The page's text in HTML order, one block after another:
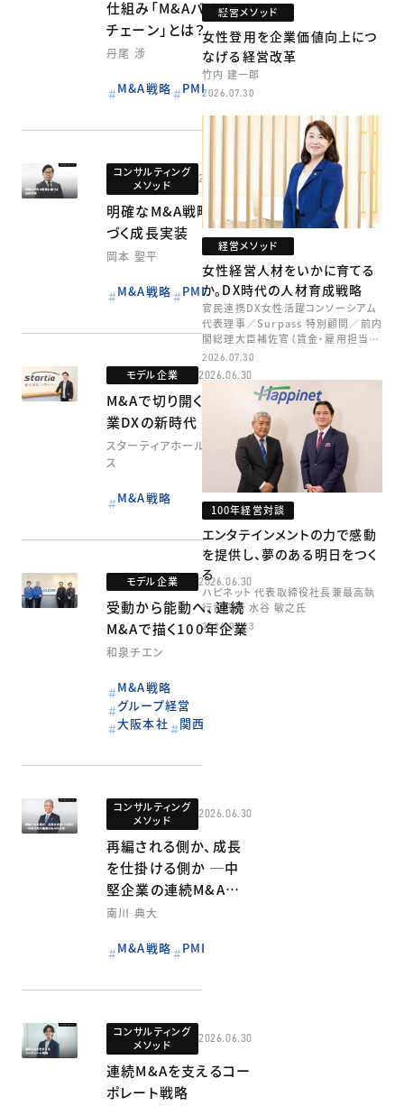
仕組み「M&Aバリュー
チェーン」とは？
丹尾 渉
M&A戦略 PMI
コンサルティング
メソッド
2026.06.30
明確なM&A戦略に基
づく成長実装
岡本 聖平
M&A戦略 PMI
モデル企業 2026.06.30
M&Aで切り開く中小企
業DXの新時代
スターティアホールディング
ス
M&A戦略
モデル企業 2026.06.30
受動から能動へ、連続
M&Aで描く100年企業
和泉チエン
M&A戦略
グループ経営
大阪本社
関西
コンサルティング
メソッド
2026.06.30
再編される側か、成長
を仕掛ける側か ─中
堅企業の連続M&Aの
技術─
南川 典大
M&A戦略 PMI
コンサルティング
メソッド
2026.06.30
連続M&Aを支えるコー
ポレート戦略
経営メソッド
女性登用を企業価値向上につ
なげる経営改革
竹内 建一郎
2026.07.30
経営メソッド
女性経営人材をいかに育てる
か。DX時代の人材育成戦略
官民連携DX女性活躍コンソーシアム
代表理事／Surpass 特別顧問／前内
閣総理大臣補佐官（賃金・雇用担当）
矢田 稚子
2026.07.30
100年経営対談
エンタテインメントの力で感動
を提供し、夢のある明日をつく
る
ハピネット 代表取締役社長兼最高執
行責任者 水谷 敏之氏
2026.07.23